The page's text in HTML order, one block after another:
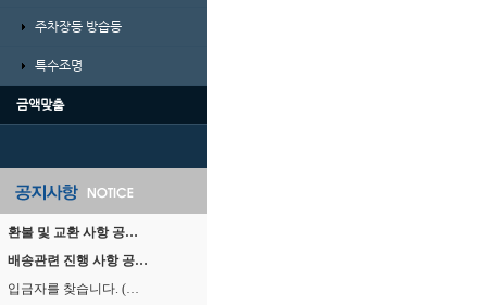
주차장등 방습등
특수조명
금액맞춤
환불 및 교환 사항 공…
배송관련 진행 사항 공…
입금자를 찾습니다. (…